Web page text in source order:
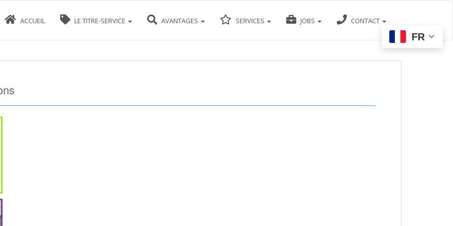
ACCUEIL LE TITRE-SERVICE AVANTAGES SERVICES JOBS CONTACT
FR